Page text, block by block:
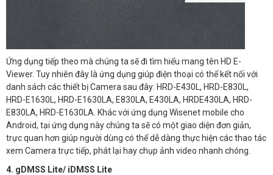
Ứng dụng tiếp theo mà chúng ta sẽ đi tìm hiểu mang tên HD E-
Viewer. Tuy nhiên đây là ứng dụng giúp điện thoại có thể kết nối với
danh sách các thiết bị Camera sau đây: HRD-E430L, HRD-E830L,
HRD-E1630L, HRD-E1630LA, E830LA, E430LA, HRDE430LA, HRD-
E830LA, HRD-E1630LA. Khác với ứng dụng Wisenet mobile cho
Android, tại ứng dụng này chúng ta sẽ có một giao diện đơn giản,
trực quan hơn giúp người dùng có thể dễ dàng thực hiện các thao tác
xem Camera trực tiếp, phát lại hay chụp ảnh video nhanh chóng.
4. gDMSS Lite/ iDMSS Lite